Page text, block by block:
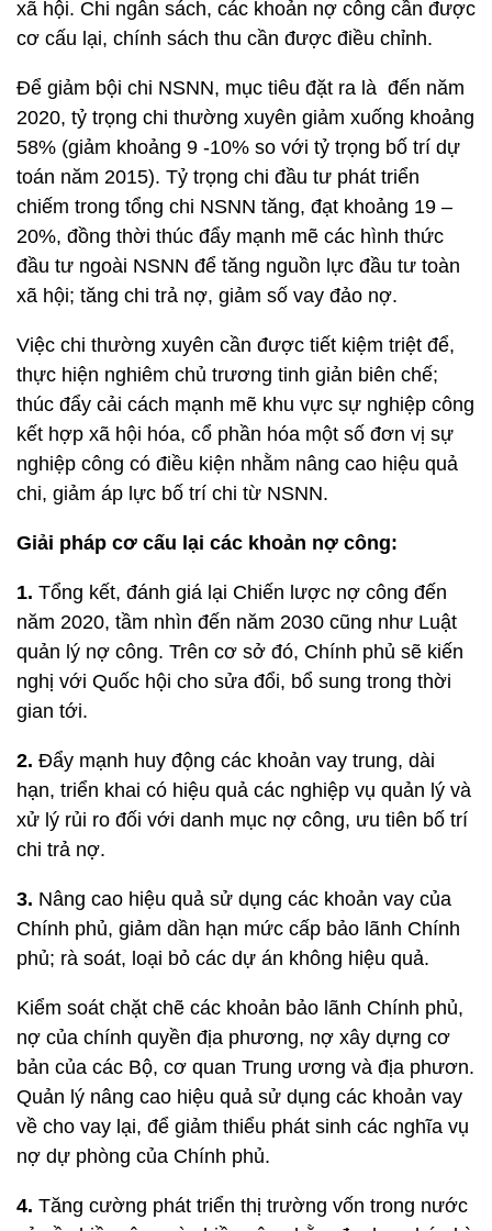
xã hội. Chi ngân sách, các khoản nợ công cần được
cơ cấu lại, chính sách thu cần được điều chỉnh.
Để giảm bội chi NSNN, mục tiêu đặt ra là đến năm
2020, tỷ trọng chi thường xuyên giảm xuống khoảng
58% (giảm khoảng 9 -10% so với tỷ trọng bố trí dự
toán năm 2015). Tỷ trọng chi đầu tư phát triển
chiếm trong tổng chi NSNN tăng, đạt khoảng 19 –
20%, đồng thời thúc đẩy mạnh mẽ các hình thức
đầu tư ngoài NSNN để tăng nguồn lực đầu tư toàn
xã hội; tăng chi trả nợ, giảm số vay đảo nợ.
Việc chi thường xuyên cần được tiết kiệm triệt để,
thực hiện nghiêm chủ trương tinh giản biên chế;
thúc đẩy cải cách mạnh mẽ khu vực sự nghiệp công
kết hợp xã hội hóa, cổ phần hóa một số đơn vị sự
nghiệp công có điều kiện nhằm nâng cao hiệu quả
chi, giảm áp lực bố trí chi từ NSNN.
Giải pháp cơ cấu lại các khoản nợ công:
1. Tổng kết, đánh giá lại Chiến lược nợ công đến
năm 2020, tầm nhìn đến năm 2030 cũng như Luật
quản lý nợ công. Trên cơ sở đó, Chính phủ sẽ kiến
nghị với Quốc hội cho sửa đổi, bổ sung trong thời
gian tới.
2. Đẩy mạnh huy động các khoản vay trung, dài
hạn, triển khai có hiệu quả các nghiệp vụ quản lý và
xử lý rủi ro đối với danh mục nợ công, ưu tiên bố trí
chi trả nợ.
3. Nâng cao hiệu quả sử dụng các khoản vay của
Chính phủ, giảm dần hạn mức cấp bảo lãnh Chính
phủ; rà soát, loại bỏ các dự án không hiệu quả.
Kiểm soát chặt chẽ các khoản bảo lãnh Chính phủ,
nợ của chính quyền địa phương, nợ xây dựng cơ
bản của các Bộ, cơ quan Trung ương và địa phươn.
Quản lý nâng cao hiệu quả sử dụng các khoản vay
về cho vay lại, để giảm thiểu phát sinh các nghĩa vụ
nợ dự phòng của Chính phủ.
4. Tăng cường phát triển thị trường vốn trong nước